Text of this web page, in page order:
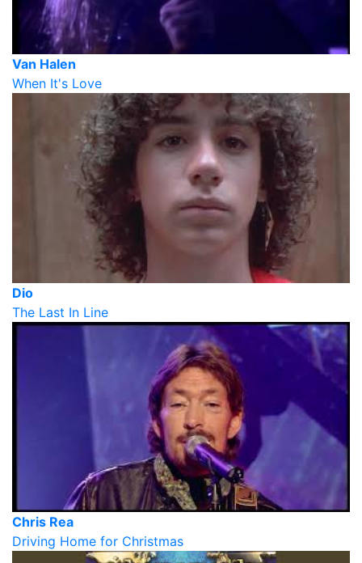
Van Halen
When It's Love
Dio
The Last In Line
Chris Rea
Driving Home for Christmas